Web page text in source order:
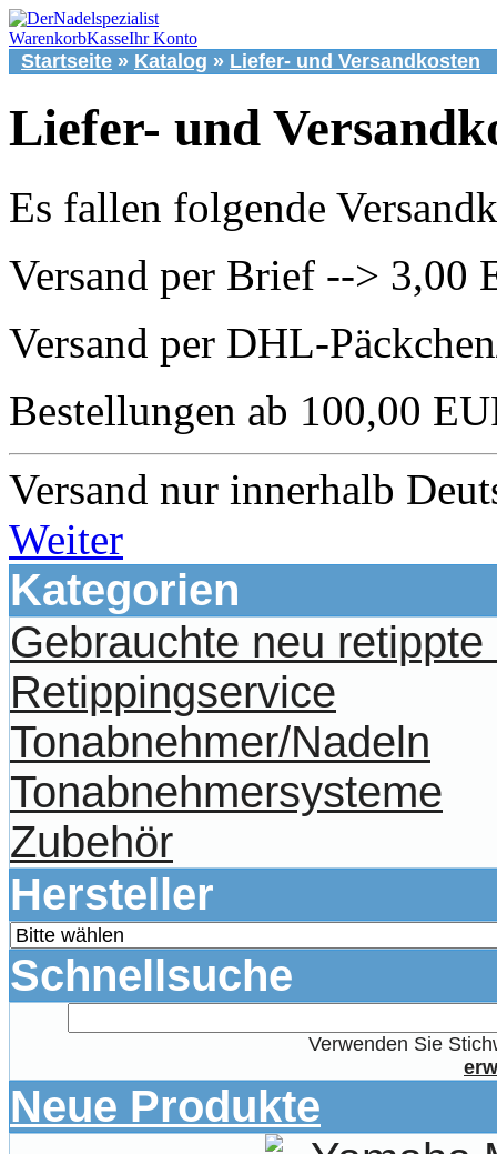
WarenkorbKasseIhr Konto
Startseite » Katalog » Liefer- und Versandkosten
Liefer- und
Es fallen folgende
Versand per Brief --> 3,00
Versand per DHL-
Bestellungen ab 100,00
Versand nur innerhalb
Weiter
Kategorien
Gebrauchte neu
Retippingservice
Tonabnehmer/Nadeln
Tonabnehmersysteme
Zubehör
Hersteller
Schnellsuche
Verwenden Sie
Neue Produkte